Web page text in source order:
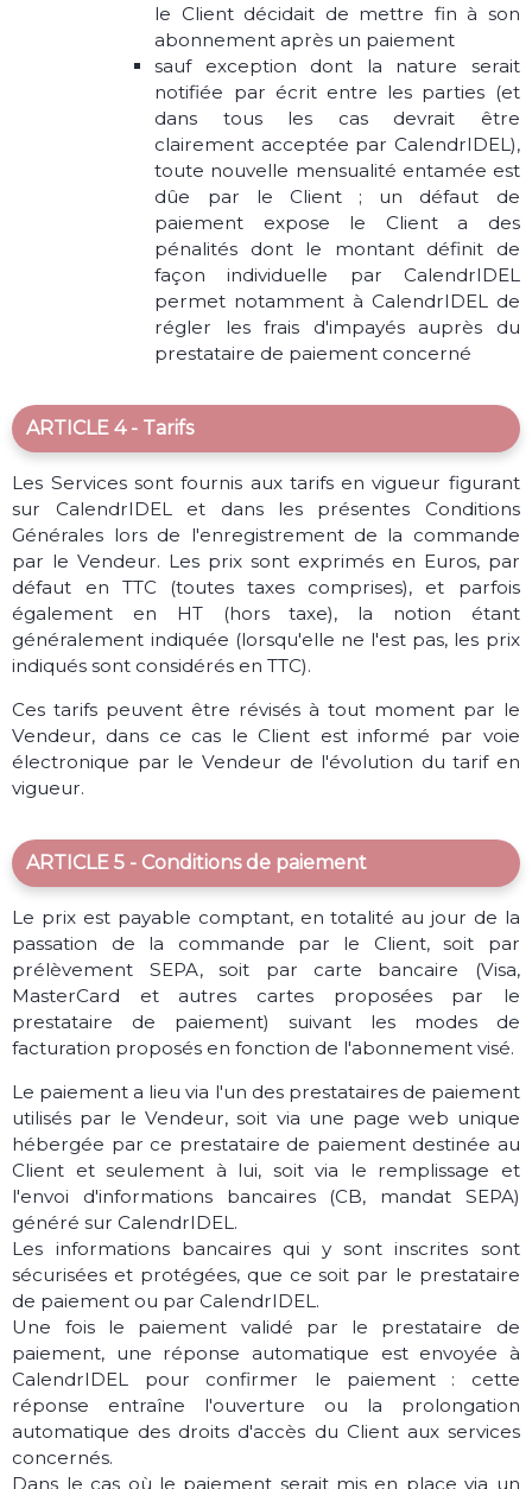
le Client décidait de mettre fin à son
abonnement après un paiement
sauf exception dont la nature serait
notifiée par écrit entre les parties (et
dans tous les cas devrait être
clairement acceptée par CalendrIDEL),
toute nouvelle mensualité entamée est
dûe par le Client ; un défaut de
paiement expose le Client a des
pénalités dont le montant définit de
façon individuelle par CalendrIDEL
permet notamment à CalendrIDEL de
régler les frais d'impayés auprès du
prestataire de paiement concerné
ARTICLE 4 - Tarifs
Les Services sont fournis aux tarifs en vigueur figurant
sur CalendrIDEL et dans les présentes Conditions
Générales lors de l'enregistrement de la commande
par le Vendeur. Les prix sont exprimés en Euros, par
défaut en TTC (toutes taxes comprises), et parfois
également en HT (hors taxe), la notion étant
généralement indiquée (lorsqu'elle ne l'est pas, les prix
indiqués sont considérés en TTC).
Ces tarifs peuvent être révisés à tout moment par le
Vendeur, dans ce cas le Client est informé par voie
électronique par le Vendeur de l'évolution du tarif en
vigueur.
ARTICLE 5 - Conditions de paiement
Le prix est payable comptant, en totalité au jour de la
passation de la commande par le Client, soit par
prélèvement SEPA, soit par carte bancaire (Visa,
MasterCard et autres cartes proposées par le
prestataire de paiement) suivant les modes de
facturation proposés en fonction de l'abonnement visé.
Le paiement a lieu via l'un des prestataires de paiement
utilisés par le Vendeur, soit via une page web unique
hébergée par ce prestataire de paiement destinée au
Client et seulement à lui, soit via le remplissage et
l'envoi d'informations bancaires (CB, mandat SEPA)
généré sur CalendrIDEL.
Les informations bancaires qui y sont inscrites sont
sécurisées et protégées, que ce soit par le prestataire
de paiement ou par CalendrIDEL.
Une fois le paiement validé par le prestataire de
paiement, une réponse automatique est envoyée à
CalendrIDEL pour confirmer le paiement : cette
réponse entraîne l'ouverture ou la prolongation
automatique des droits d'accès du Client aux services
concernés.
Dans le cas où le paiement serait mis en place via un